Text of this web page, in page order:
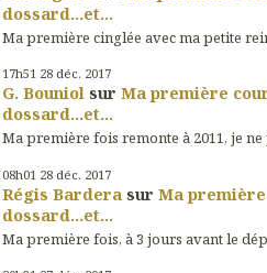
dossard...et...
Ma première cinglée avec ma petite
17h51 28 déc. 2017
G. Bouniol sur Ma première
dossard...et...
Ma première fois remonte à 2011, je
08h01 28 déc. 2017
Régis Bardera sur Ma
dossard...et...
Ma première fois, à 3 jours avant le